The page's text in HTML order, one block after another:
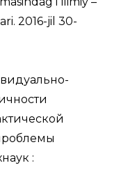
2016-jil 30-
: